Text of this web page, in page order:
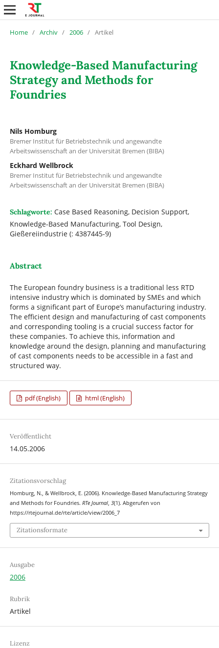
Home / Archiv / 2006 / Artikel
Knowledge-Based Manufacturing
Strategy and Methods for
Foundries
Nils Homburg
Bremer Institut für Betriebstechnik und angewandte
Arbeitswissenschaft an der Universität Bremen (BIBA)
Eckhard Wellbrock
Bremer Institut für Betriebstechnik und angewandte
Arbeitswissenschaft an der Universität Bremen (BIBA)
Schlagworte: Case Based Reasoning, Decision Support,
Knowledge-Based Manufacturing, Tool Design,
Gießereiindustrie (: 4387445-9)
Abstract
The European foundry business is a traditional less RTD
intensive industry which is dominated by SMEs and which
forms a significant part of Europe’s manufacturing industry.
The efficient design and manufacturing of cast components
and corresponding tooling is a crucial success factor for
these companies. To achieve this, information and
knowledge around the design, planning and manufacturing
of cast components needs to be accessible in a fast and
structured way.
pdf (English) html (English)
Veröffentlicht
14.05.2006
Zitationsvorschlag
Homburg, N., & Wellbrock, E. (2006). Knowledge-Based Manufacturing Strategy
and Methods for Foundries. RTe Journal, 3(1). Abgerufen von
https://rtejournal.de/rte/article/view/2006_7
Zitationsformate
Ausgabe
2006
Rubrik
Artikel
Lizenz